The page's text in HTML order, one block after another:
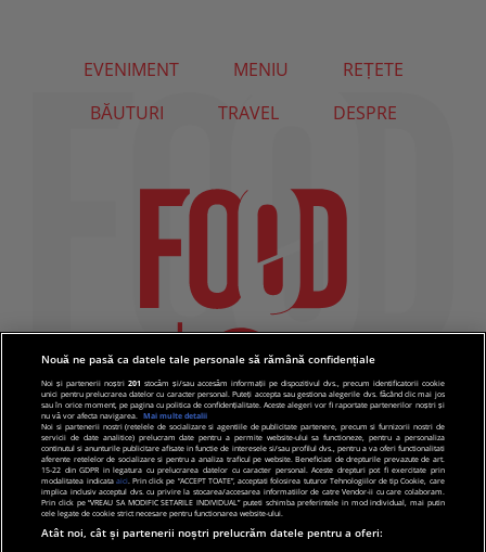
EVENIMENT MENIU
REȚETE
BĂUTURI
TRAVEL DESPRE
Nouă ne pasă ca datele tale personale să rămână confidențiale
Noi și partenerii noștri201 stocăm și/sau accesăm informații pe dispozitivul dvs., precum identificatorii cookie
unici pentru prelucrarea datelor cu caracter personal. Puteți accepta sau gestiona alegerile dvs. făcând clic mai jos
sau în orice moment, pe pagina cu politica de confidențialitate. Aceste alegeri vor fi raportate partenerilor noștri și
nu vă vor afecta navigarea.
Mai multe detalii
Noi si partenerii nostri (retelele de socializare si agentiile de publicitate partenere, precum si furnizorii nostri de
servicii de date analitice) prelucram date pentru a permite website-ului sa functioneze, pentru a personaliza
continutul si anunturile publicitare afisate in functie de interesele si/sau profilul dvs., pentru a va oferi functionalitati
aferente retelelor de socializare si pentru a analiza traficul pe website. Beneficiati de drepturile prevazute de art.
15-22 din GDPR in legatura cu prelucrarea datelor cu caracter personal. Aceste drepturi pot fi exercitate prin
modalitatea indicata aici. Prin click pe “ACCEPT TOATE”, acceptati folosirea tuturor Tehnologiilor de tip Cookie, care
implica inclusiv acceptul dvs. cu privire la stocarea/accesarea informatiilor de catre Vendor-ii cu care colaboram.
Prin click pe “VREAU SA MODIFIC SETARILE INDIVIDUAL” puteti schimba preferintele in mod individual, mai putin
cele legate de cookie strict necesare pentru functionarea website-ului.
Atât noi, cât și partenerii noștri prelucrăm datele pentru a oferi: